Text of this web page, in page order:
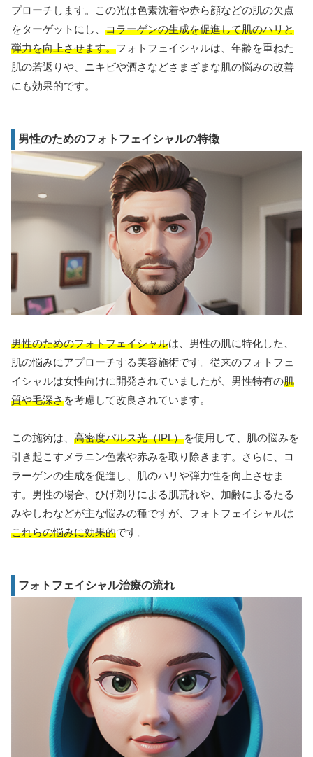
プローチします。この光は色素沈着や赤ら顔などの肌の欠点
をターゲットにし、 コラーゲンの生成を促進して肌のハリと
弾力を向上させます。フォトフェイシャルは、年齢を重ねた
肌の若返りや、ニキビや酒さなどさまざまな肌の悩みの改善
にも効果的です。
男性のためのフォトフェイシャルの特徴
男性のためのフォトフェイシャルは、男性の肌に特化した、
肌の悩みにアプローチする美容施術です。従来のフォトフェ
イシャルは女性向けに開発されていましたが、男性特有の肌
質や毛深さを考慮して改良されています。
この施術は、 高密度パルス光（IPL）を使用して、肌の悩みを
引き起こすメラニン色素や赤みを取り除きます。さらに、コ
ラーゲンの生成を促進し、肌のハリや弾力性を向上させま
す。男性の場合、ひげ剃りによる肌荒れや、加齢によるたる
みやしわなどが主な悩みの種ですが、フォトフェイシャルは
これらの悩みに効果的です。
フォトフェイシャル治療の流れ